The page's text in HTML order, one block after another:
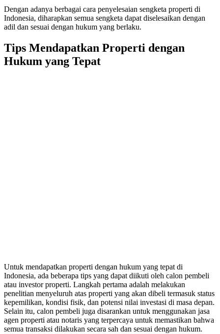
Dengan adanya berbagai cara penyelesaian sengketa properti di
Indonesia, diharapkan semua sengketa dapat diselesaikan dengan
adil dan sesuai dengan hukum yang berlaku.
Tips Mendapatkan Properti dengan
Hukum yang Tepat
Untuk mendapatkan properti dengan hukum yang tepat di
Indonesia, ada beberapa tips yang dapat diikuti oleh calon pembeli
atau investor properti. Langkah pertama adalah melakukan
penelitian menyeluruh atas properti yang akan dibeli termasuk status
kepemilikan, kondisi fisik, dan potensi nilai investasi di masa depan.
Selain itu, calon pembeli juga disarankan untuk menggunakan jasa
agen properti atau notaris yang terpercaya untuk memastikan bahwa
semua transaksi dilakukan secara sah dan sesuai dengan hukum.